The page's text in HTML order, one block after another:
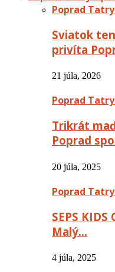
Poprad
Sviatok
privíta
21 júla, 2026
Poprad
Trikrát
Poprad
20 júla, 2025
Poprad
SEPS
Malý…
4 júla, 2025